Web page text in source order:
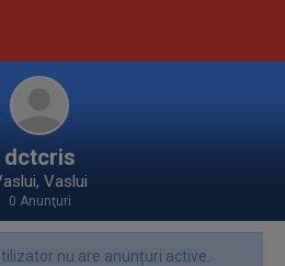
dctcris
Vaslui
0 Anunţuri
nu are anunțuri active.